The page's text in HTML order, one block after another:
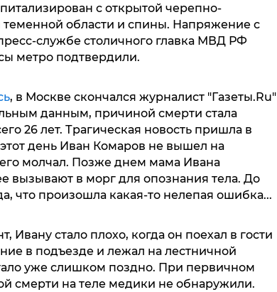
с открытой черепно-
области и спины. Напряжение с
службе столичного главка МВД РФ
метро подтвердили.
, в Москве скончался журналист "Газеты.Ru"
данным, причиной смерти стала
26 лет. Трагическая новость пришла в
день Иван Комаров не вышел на
молчал. Позже днем мама Ивана
вызывают в морг для опознания тела. До
что произошла какая-то нелепая ошибка...
Ивану стало плохо, когда он поехал в гости
в подъезде и лежал на лестничной
уже слишком поздно. При первичном
смерти на теле медики не обнаружили.